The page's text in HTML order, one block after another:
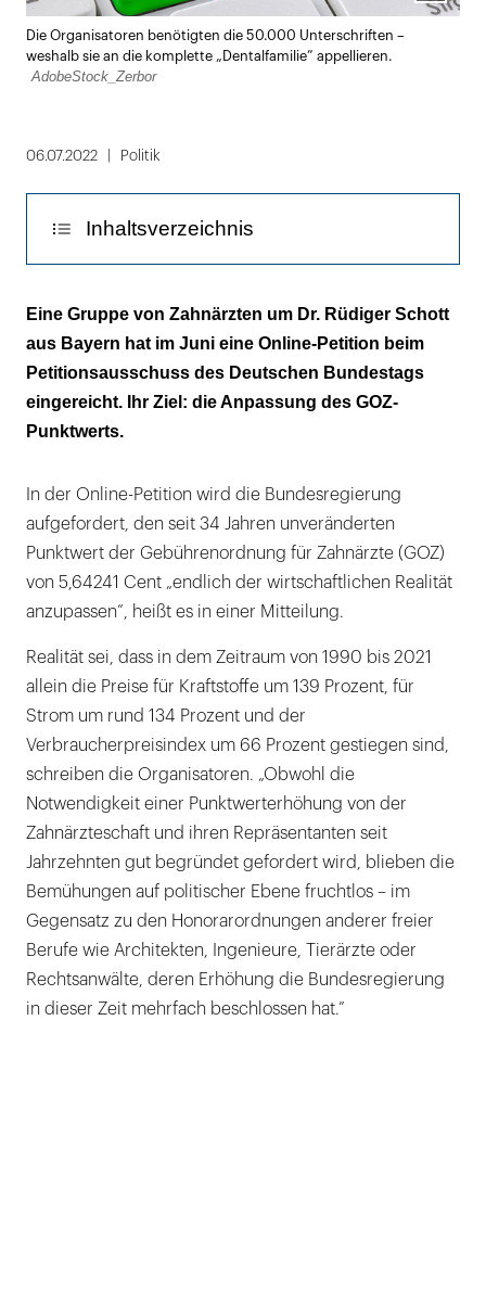
Lightbox
Die Organisatoren benötigten die 50.000 Unterschriften –
weshalb sie an die komplette „Dentalfamilie” appellieren.
AdobeStock_Zerbor
06.07.2022 Politik
Inhaltsverzeichnis
Organisatoren warnen vor den Folgen für die
Versorgung
Eine Gruppe von Zahnärzten um Dr. Rüdiger Schott
aus Bayern hat im Juni eine Online-Petition beim
Petitionsausschuss des Deutschen Bundestags
eingereicht. Ihr Ziel: die Anpassung des GOZ-
Punktwerts.
In der Online-Petition wird die Bundesregierung
aufgefordert, den seit 34 Jahren unveränderten
Punktwert der Gebührenordnung für Zahnärzte (GOZ)
von 5,64241 Cent „endlich der wirtschaftlichen Realität
anzupassen”, heißt es in einer Mitteilung.
Realität sei, dass in dem Zeitraum von 1990 bis 2021
allein die Preise für Kraftstoffe um 139 Prozent, für
Strom um rund 134 Prozent und der
Verbraucherpreisindex um 66 Prozent gestiegen sind,
schreiben die Organisatoren. „Obwohl die
Notwendigkeit einer Punktwerterhöhung von der
Zahnärzteschaft und ihren Repräsentanten seit
Jahrzehnten gut begründet gefordert wird, blieben die
Bemühungen auf politischer Ebene fruchtlos – im
Gegensatz zu den Honorarordnungen anderer freier
Berufe wie Architekten, Ingenieure, Tierärzte oder
Rechtsanwälte, deren Erhöhung die Bundesregierung
in dieser Zeit mehrfach beschlossen hat.”